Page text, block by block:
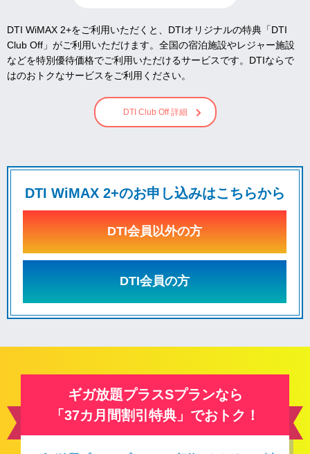
DTI WiMAX 2+をご利用いただくと、DTIオリジナルの特典「DTI
Club Off」がご利用いただけます。全国の宿泊施設やレジャー施設
などを特別優待価格でご利用いただけるサービスです。DTIならで
はのおトクなサービスをご利用ください。
DTI Club Off 詳細
DTI WiMAX 2+のお申し込みはこちらから
DTI会員以外の方
DTI会員の方
ギガ放題プラスSプランなら
「37カ月間割引特典」でおトク！